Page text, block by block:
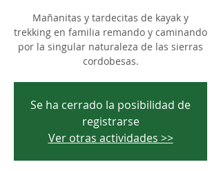
Mañanitas y tardecitas de kayak y
trekking en familia remando y caminando
por la singular naturaleza de las sierras
cordobesas.
Se ha cerrado la posibilidad de
registrarse
Ver otras actividades >>